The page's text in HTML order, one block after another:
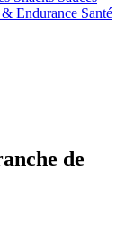
Endurance Santé
de